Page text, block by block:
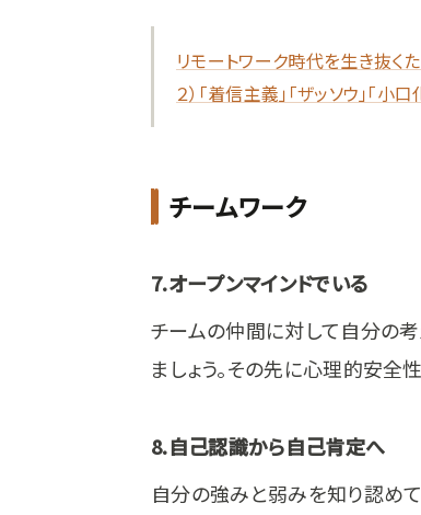
リモートワーク時代を生き抜く
２）「着信主義」「ザッソウ」「小口
チームワーク
7.オープンマインドでいる
チームの仲間に対して自分の
ましょう。その先に心理的安全
8.自己認識から自己肯定へ
自分の強みと弱みを知り認め